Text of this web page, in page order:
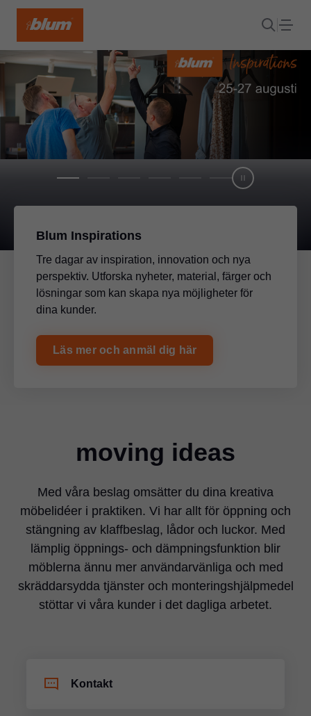
Blum Inspirations
Tre dagar av inspiration, innovation och nya
perspektiv. Utforska nyheter, material, färger och
lösningar som kan skapa nya möjligheter för
dina kunder.
Läs mer och anmäl dig här
moving ideas
Med våra beslag omsätter du dina kreativa
möbelidéer i praktiken. Vi har allt för öppning och
stängning av klaffbeslag, lådor och luckor. Med
lämplig öppnings- och dämpningsfunktion blir
möblerna ännu mer användarvänliga och med
skräddarsydda tjänster och monteringshjälpmedel
stöttar vi våra kunder i det dagliga arbetet.
Kontakt